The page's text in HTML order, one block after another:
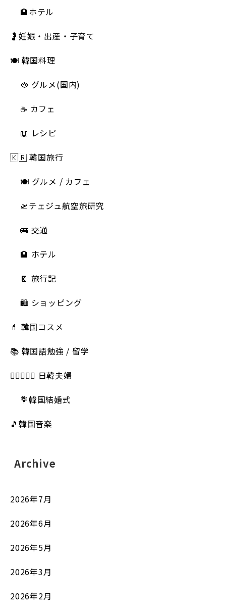
🏨ホテル
🤰妊娠・出産・子育て
🍽 韓国料理
🥘 グルメ(国内)
☕️ カフェ
📖 レシピ
🇰🇷 韓国旅行
🍽 グルメ / カフェ
🛫チェジュ航空旅研究
🚌 交通
🏨 ホテル
📔 旅行記
🛍️ ショッピング
💄 韓国コスメ
📚 韓国語勉強 / 留学
👩🏻‍❤️‍👨🏻 日韓夫婦
💐韓国結婚式
🎵韓国音楽
Archive
2026年7月
2026年6月
2026年5月
2026年3月
2026年2月